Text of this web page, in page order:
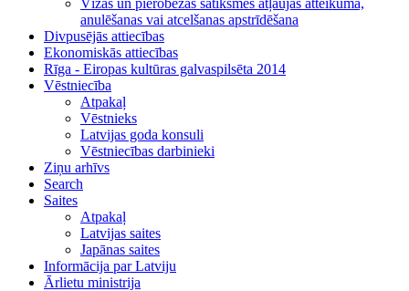
Vīzas un pierobežas satiksmes atļaujas atteikuma,
anulēšanas vai atcelšanas apstrīdēšana
Divpusējās attiecības
Ekonomiskās attiecības
Rīga - Eiropas kultūras galvaspilsēta 2014
Vēstniecība
Atpakaļ
Vēstnieks
Latvijas goda konsuli
Vēstniecības darbinieki
Ziņu arhīvs
Search
Saites
Atpakaļ
Latvijas saites
Japānas saites
Informācija par Latviju
Ārlietu ministrija